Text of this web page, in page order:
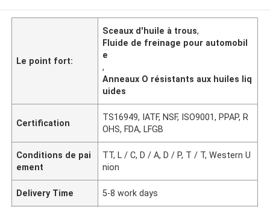
Le point fort:
Sceaux d'huile à trous,
Fluide de freinage pour automobil
e
,
Anneaux O résistants aux huiles liq
uides
Certification
TS16949, IATF, NSF, ISO9001, PPAP, R
OHS, FDA, LFGB
Conditions de pai
ement
TT, L / C, D / A, D / P, T / T, Western U
nion
Delivery Time 5-8 work days